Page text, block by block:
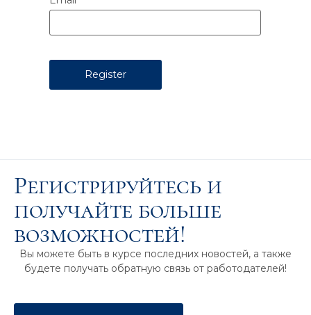
Регистрируйтесь и
получайте больше
возможностей!
Вы можете быть в курсе последних новостей, а также
будете получать обратную связь от работодателей!